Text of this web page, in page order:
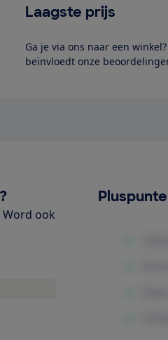
Laagste prijs
Ga je via ons naar een
beïnvloedt onze
ook